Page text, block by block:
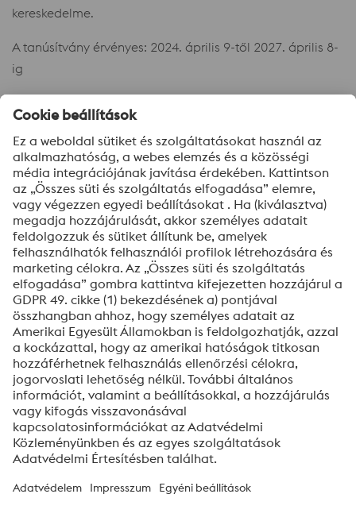
kereskedelme.
A tanúsítvány érvényes: 2024. április 9-től 2027. április 8-
ig
Dokumentumok
Áruk és szolgáltatások beszerzésére vonatkozó ÁSZF
PDF | 399 KB
Általános Szállítási FeltételekPDF | 399 KB
Etikai kódex a voestalpine üzleti partnerei számára
PDF | 177 KB
Code of Conduct for voestalpine Business Partners
PDF | 67 KB
ISO 9001:2015PDF | 544 KB
General Terms and Conditions of DeliveryPDF | 83 KB
General Terms and Conditions relating to the
procurement of goods and services PDF | 274 KB
MinőségpolitikaPDF | 527 KB
Minimum IT Security Standards for External Partners
v1.1PDF | 110 KB